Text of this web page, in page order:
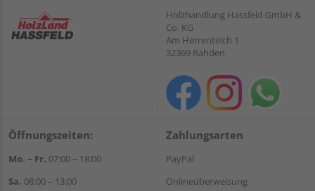
Holzhandlung Hassfeld GmbH &
Co. KG
Am Herrenteich 1
32369 Rahden
Öffnungszeiten:
Mo. – Fr. 07:00 – 18:00
Sa. 08:00 – 13:00
Zahlungsarten
PayPal
Onlineüberweisung